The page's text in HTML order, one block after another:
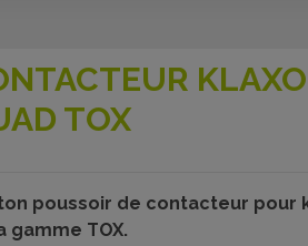
TOX
poussoir de contacteur pour
gamme TOX.